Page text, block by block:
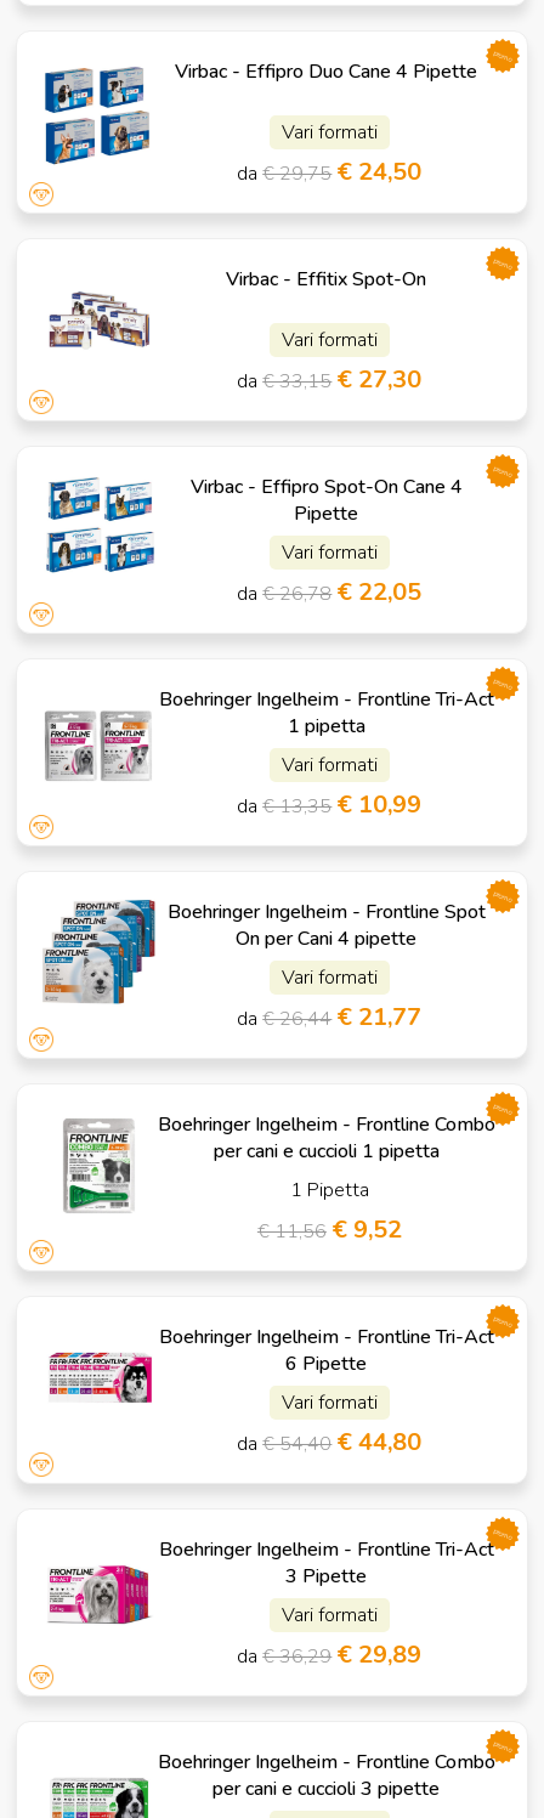
Virbac - Effipro Duo Cane 4 Pipette
Vari formati
da€ 29,75 € 24,50
promo
Virbac - Effitix Spot-On
Vari formati
da€ 33,15 € 27,30
promo
Virbac - Effipro Spot-On Cane 4
Pipette
Vari formati
da€ 26,78 € 22,05
promo
Boehringer Ingelheim - Frontline Tri-Act
1 pipetta
Vari formati
da€ 13,35 € 10,99
promo
Boehringer Ingelheim - Frontline Spot
On per Cani 4 pipette
Vari formati
da€ 26,44 € 21,77
promo
Boehringer Ingelheim - Frontline Combo
per cani e cuccioli 1 pipetta
1 Pipetta
€ 11,56 € 9,52
promo
Boehringer Ingelheim - Frontline Tri-Act
6 Pipette
Vari formati
da€ 54,40 € 44,80
promo
Boehringer Ingelheim - Frontline Tri-Act
3 Pipette
Vari formati
da€ 36,29 € 29,89
promo
Boehringer Ingelheim - Frontline Combo
per cani e cuccioli 3 pipette
promo